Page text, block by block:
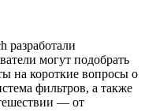
разработали
могут подобрать
на короткие вопросы о
фильтров, а также
— от